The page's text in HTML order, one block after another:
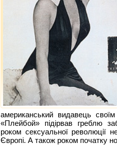
американський видавець
«Плейбой» підірвав греблю
роком сексуальної революції
Європі. А також роком початку